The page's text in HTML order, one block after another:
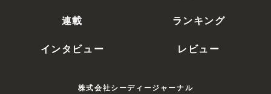
連載
ランキング
インタビュー
レビュー
株式会社シーディージャーナル